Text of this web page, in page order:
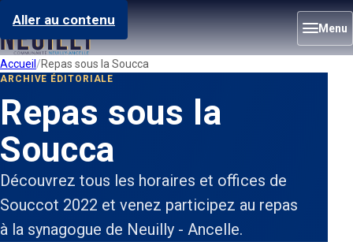
Aller au contenu
Menu
Accueil Repas sous la Soucca
ARCHIVE ÉDITORIALE
Repas sous la
Soucca
Découvrez tous les horaires et offices de
Souccot 2022 et venez participez au repas
à la synagogue de Neuilly - Ancelle.